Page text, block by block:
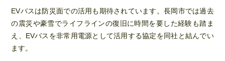
EVバスは防災面での活用も期待されています。長岡市では過去
の震災や豪雪でライフラインの復旧に時間を要した経験も踏ま
え、EVバスを非常用電源として活用する協定を同社と結んでい
ます。